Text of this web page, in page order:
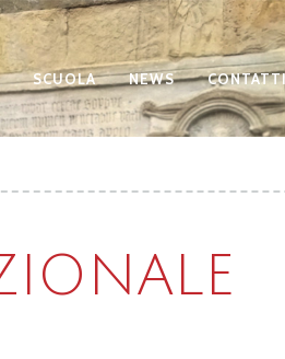
SCUOLA NEWS